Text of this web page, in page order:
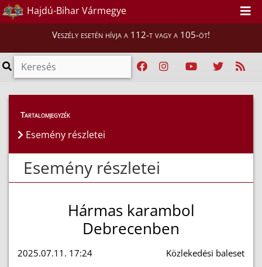
Hajdú-Bihar Vármegye
Veszély esetén hívja a 112-t vagy a 105-öt!
Esemény részletei
Tartalomjegyzék
Esemény részletei
Esemény részletei
Hármas karambol
Debrecenben
2025.07.11. 17:24 Közlekedési baleset